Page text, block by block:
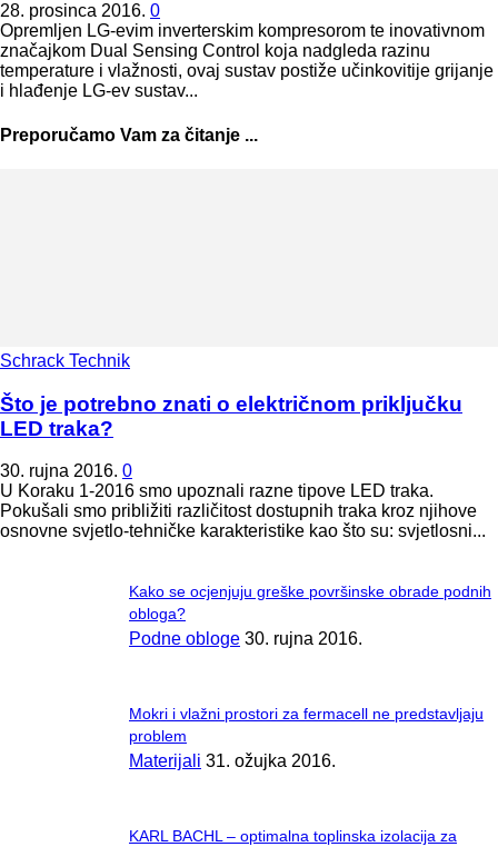
28. prosinca 2016. 0
Opremljen LG-evim inverterskim kompresorom te inovativnom
značajkom Dual Sensing Control koja nadgleda razinu
temperature i vlažnosti, ovaj sustav postiže učinkovitije grijanje
i hlađenje LG-ev sustav...
Preporučamo Vam za čitanje ...
Schrack Technik
Što je potrebno znati o električnom priključku
LED traka?
30. rujna 2016. 0
U Koraku 1-2016 smo upoznali razne tipove LED traka.
Pokušali smo približiti različitost dostupnih traka kroz njihove
osnovne svjetlo-tehničke karakteristike kao što su: svjetlosni...
Kako se ocjenjuju greške površinske obrade podnih
obloga?
Podne obloge 30. rujna 2016.
Mokri i vlažni prostori za fermacell ne predstavljaju
problem
Materijali 31. ožujka 2016.
KARL BACHL – optimalna toplinska izolacija za